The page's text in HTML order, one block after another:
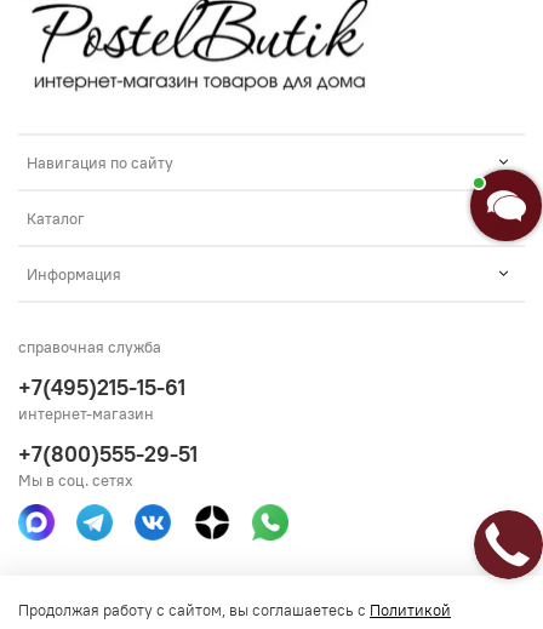
Навигация по сайту
Каталог
Информация
Получить консультацию
справочная служба
+7(495)215-15-61
интернет-магазин
+7(800)555-29-51
Мы в соц. сетях
Продолжая работу с сайтом, вы соглашаетесь с Политикой